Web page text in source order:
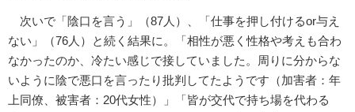
次いで「陰口を言う」（87人）、「仕事を押し付けるor与え
ない」（76人）と続く結果に。「相性が悪く性格や考えも合わ
なかったのか、冷たい感じで接していました。周りに分からな
いように陰で悪口を言ったり批判してたようです（加害者：年
上同僚、被害者：20代女性）」「皆が交代で持ち場を代わる